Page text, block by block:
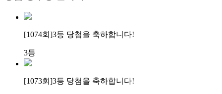
[1074회]3등 당첨을 축하합니다!
3등
[1073회]3등 당첨을 축하합니다!